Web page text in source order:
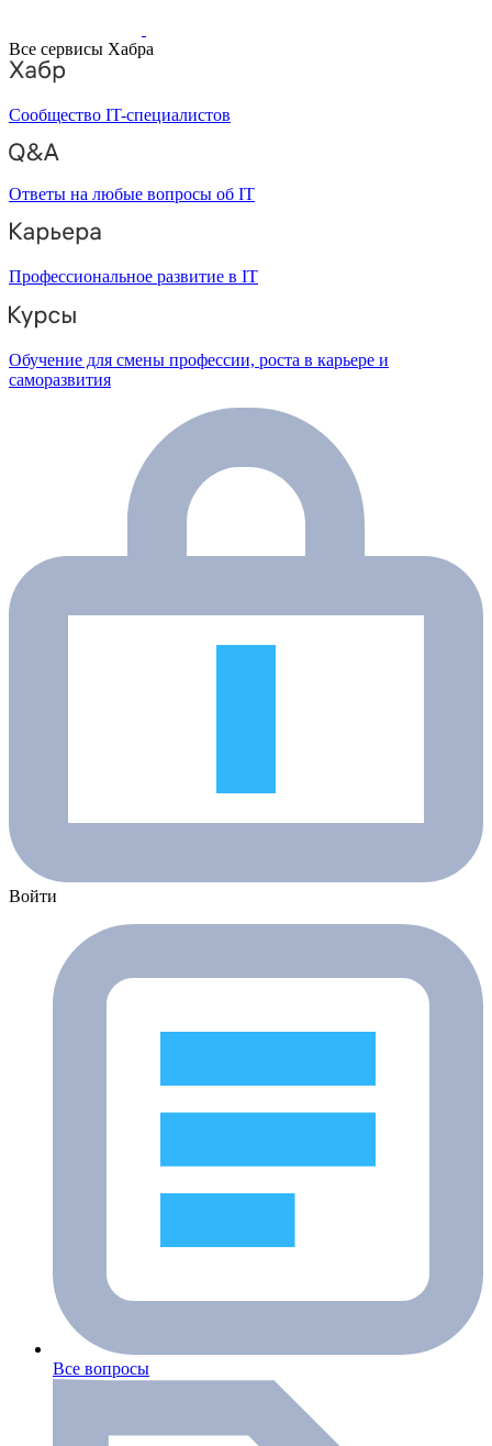
Все сервисы Хабра
Сообщество IT-специалистов
Ответы на любые вопросы об IT
Профессиональное развитие в IT
Обучение для смены профессии, роста в карьере и
саморазвития
Войти
Все вопросы